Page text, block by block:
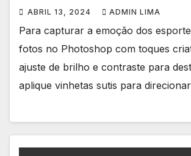
ABRIL 13, 2024 ADMIN LIMA
Para capturar a emoção dos
fotos no Photoshop com toques
ajuste de brilho e contraste para
aplique vinhetas sutis para